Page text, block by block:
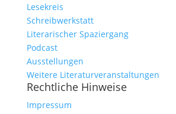
Lesekreis
Schreibwerkstatt
Literarischer Spaziergang
Podcast
Ausstellungen
Weitere Literaturveranstaltungen
Rechtliche Hinweise
Impressum